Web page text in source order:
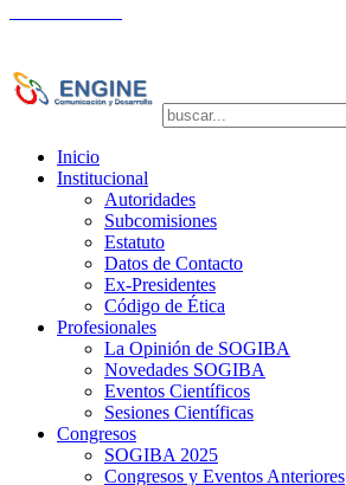
Inicio
Institucional
Autoridades
Subcomisiones
Estatuto
Datos de Contacto
Ex-Presidentes
Código de Ética
Profesionales
La Opinión de SOGIBA
Novedades SOGIBA
Eventos Científicos
Sesiones Científicas
Congresos
SOGIBA 2025
Congresos y Eventos Anteriores